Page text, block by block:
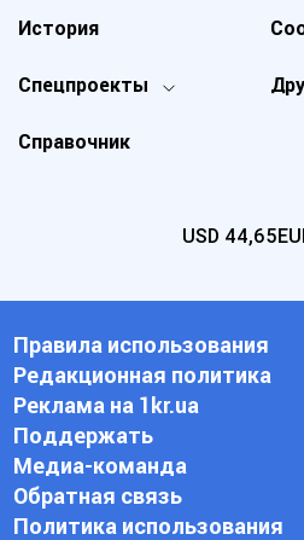
Спецпроекты
История
Справочник
USD 44,65
Правила использования
Редакционная политика
Реклама на 1kr.ua
Поддержать
Медиа-команда
Обратная связь
Политика использования